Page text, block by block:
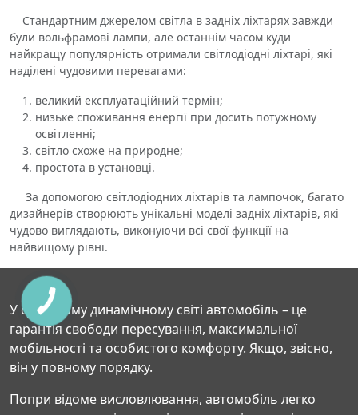
Стандартним джерелом світла в задніх ліхтарях завжди
були вольфрамові лампи, але останнім часом куди
найкращу популярність отримали світлодіодні ліхтарі, які
наділені чудовими перевагами:
великий експлуатаційний термін;
низьке споживання енергії при досить потужному
освітленні;
світло схоже на природне;
простота в установці.
За допомогою світлодіодних ліхтарів та лампочок, багато
дизайнерів створюють унікальні моделі задніх ліхтарів, які
чудово виглядають, виконуючи всі свої функції на
найвищому рівні.
У сучасному динамічному світі автомобіль – це
гарантія свободи пересування, максимальної
мобільності та особистого комфорту. Якщо, звісно,
він у повному порядку.
Попри відоме висловлювання, автомобіль легко